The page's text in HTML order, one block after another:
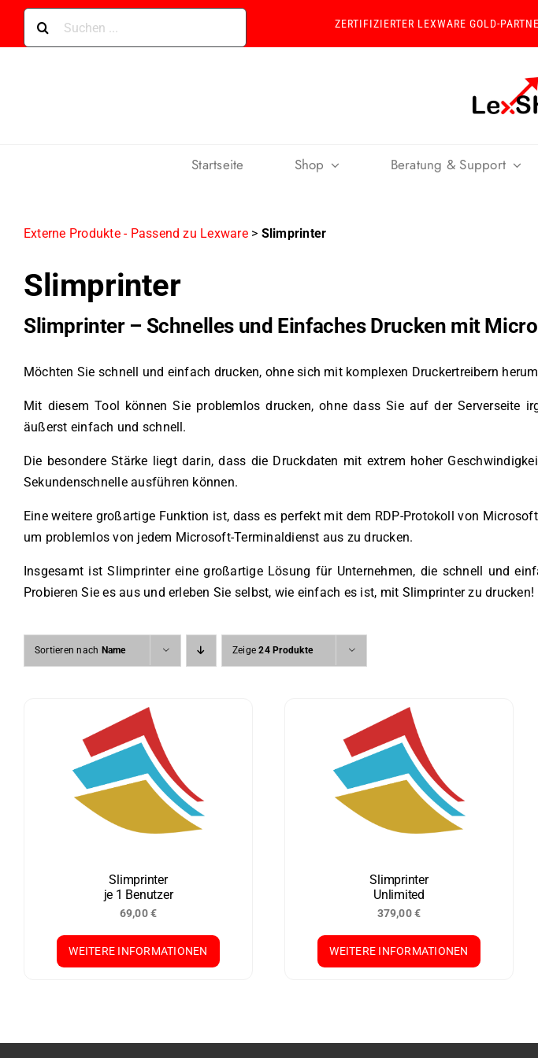
Skip
content
nach:
ZERTIFIZIERTER LEXWARE GOLD-
Startseite Shop Beratung & Support
Externe Produkte - Passend zu Lexware> Slimprinter
Slimprinter
Slimprinter – Schnelles und Einfaches Drucken mit
Möchten Sie schnell und einfach drucken, ohne sich mit komplexen Druckertreibern
Mit diesem Tool können Sie problemlos drucken, ohne dass Sie auf der Serverseite
äußerst einfach und schnell.
Die besondere Stärke liegt darin, dass die Druckdaten mit extrem hoher
Sekundenschnelle ausführen können.
Eine weitere großartige Funktion ist, dass es perfekt mit dem RDP-Protokoll von
um problemlos von jedem Microsoft-Terminaldienst aus zu drucken.
Insgesamt ist Slimprinter eine großartige Lösung für Unternehmen, die schnell und
Probieren Sie es aus und erleben Sie selbst, wie einfach es ist, mit Slimprinter zu drucken!
Sortieren nach Name Zeige24 Produkte
Slimprinter
je 1 Benutzer
69,00€
WEITERE INFORMATIONEN
Slimprinter
Unlimited
379,00€
WEITERE INFORMATIONEN